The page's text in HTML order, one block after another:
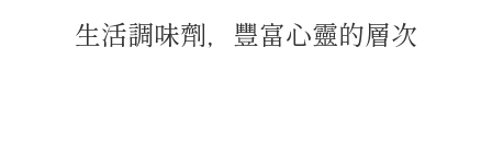
生活調味劑，豐富心靈的層次